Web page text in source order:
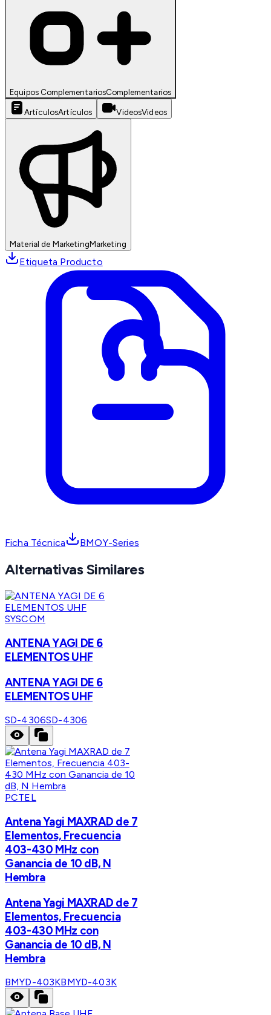
Equipos ComplementariosComplementarios
ArtículosArtículos VideosVideos
Material de MarketingMarketing
Etiqueta Producto
Ficha Técnica BMOY-Series
Alternativas Similares
SYSCOM
ANTENA YAGI DE 6
ELEMENTOS UHF
ANTENA YAGI DE 6
ELEMENTOS UHF
SD-4306SD-4306
PCTEL
Antena Yagi MAXRAD de 7
Elementos, Frecuencia
403-430 MHz con
Ganancia de 10 dB, N
Hembra
Antena Yagi MAXRAD de 7
Elementos, Frecuencia
403-430 MHz con
Ganancia de 10 dB, N
Hembra
BMYD-403KBMYD-403K